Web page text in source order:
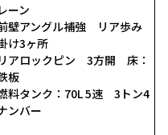
レーン
壁アングル補強 リア歩み
け3ヶ所
リアロックピン 3方開 床：
板
料タンク：70L 5速 3トン4
ンバー